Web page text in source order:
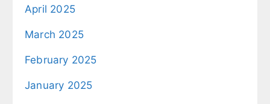
April 2025
March 2025
February 2025
January 2025